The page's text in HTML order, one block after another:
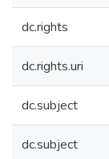
dc.rights
dc.rights.uri
dc.subject
dc.subject